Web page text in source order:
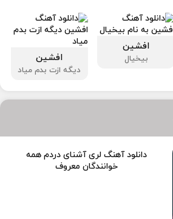
افشین
بیخیال افشین
دیگه ازت بدم میاد
دانلود آهنگ لری آشنای دردم همه
خوانندگان معروف